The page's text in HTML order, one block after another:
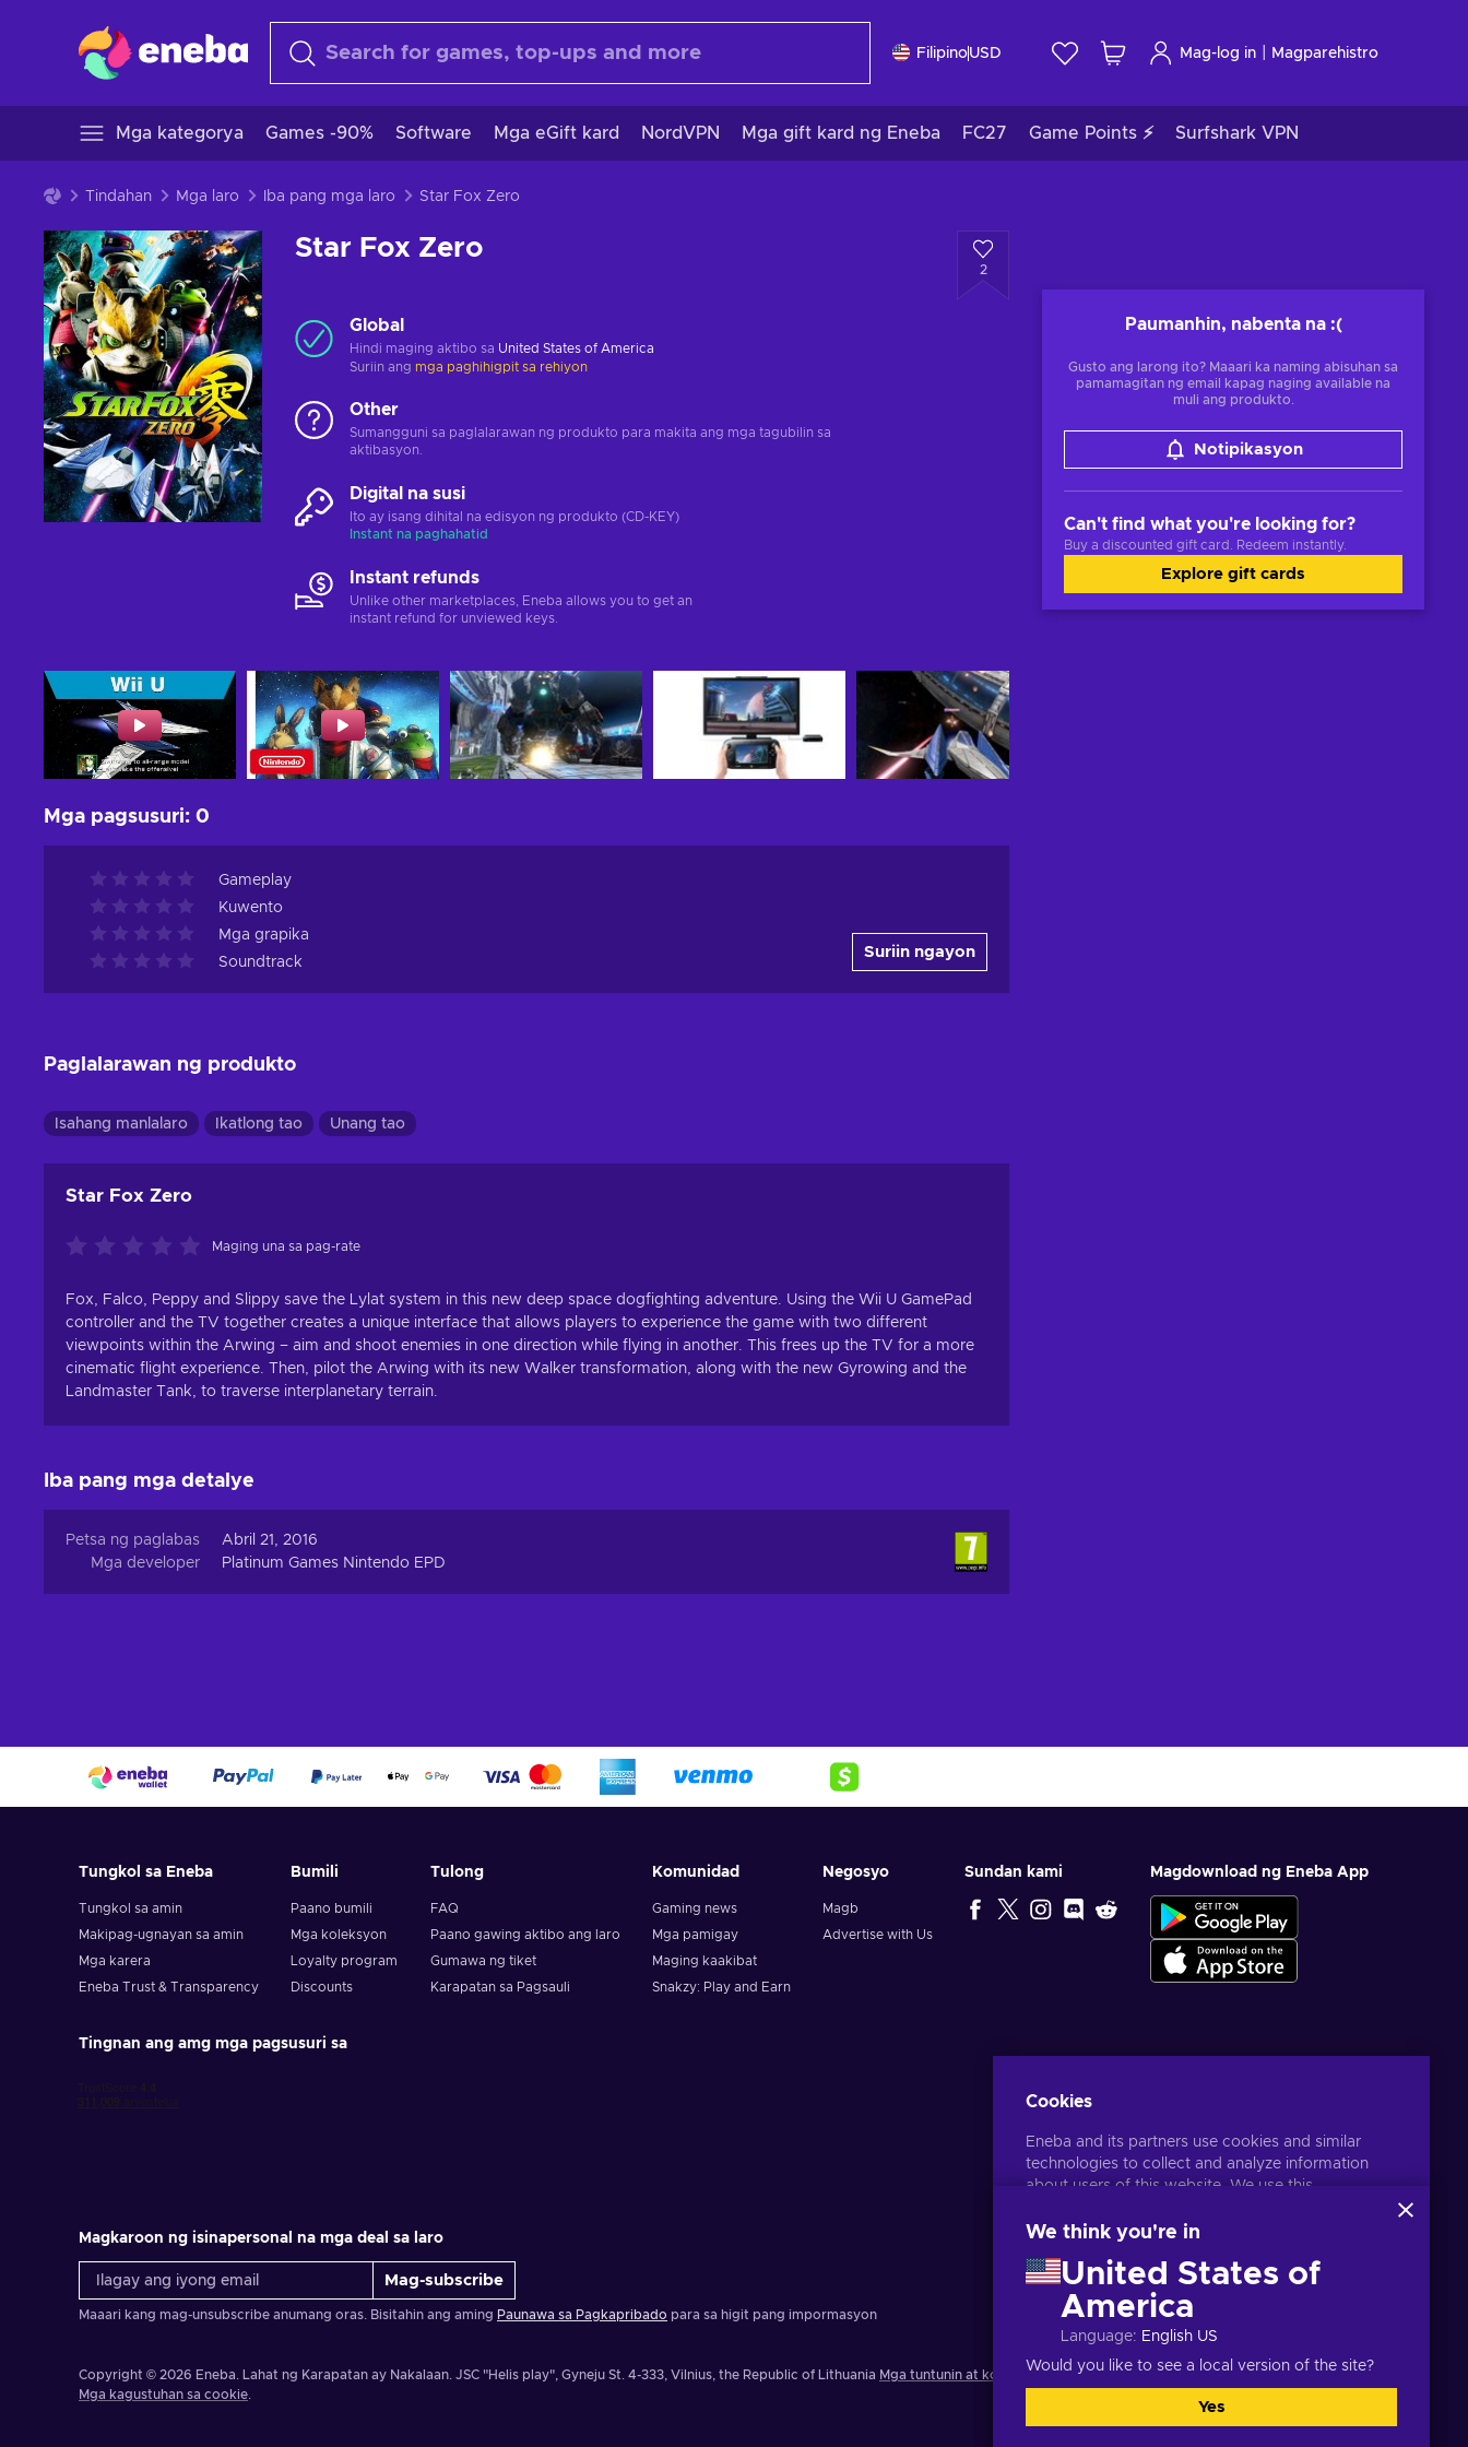
FilipinoUSD Mag-log in Magparehistro
Mga kategorya Games -90% Software Mga eGift kard NordVPN Mga gift kard ng Eneba FC27 Game Points ⚡ Surfshark VPN
Tindahan Mga laro Iba pang mga laro Star Fox Zero
Star Fox Zero
2
Paumanhin, nabenta na :(
Gusto ang larong ito? Maaari ka naming abisuhan sa
pamamagitan ng email kapag naging available na
muli ang produkto.
Notipikasyon
Can't find what you're looking for?
Buy a discounted gift card. Redeem instantly.
Explore gift cards
Global
Hindi maging aktibo sa United States of America
Suriin ang mga paghihigpit sa rehiyon
Other
Sumangguni sa paglalarawan ng produkto para makita ang mga tagubilin sa
aktibasyon.
Digital na susi
Ito ay isang dihital na edisyon ng produkto (CD-KEY)
Instant na paghahatid
Instant refunds
Unlike other marketplaces, Eneba allows you to get an
instant refund for unviewed keys.
Mga pagsusuri: 0
Gameplay
Kuwento
Mga grapika
Soundtrack
Suriin ngayon
Paglalarawan ng produkto
Isahang manlalaro Ikatlong tao Unang tao
Star Fox Zero
Maging una sa pag-rate
Fox, Falco, Peppy and Slippy save the Lylat system in this new deep space dogfighting adventure. Using the Wii U GamePad
controller and the TV together creates a unique interface that allows players to experience the game with two different
viewpoints within the Arwing – aim and shoot enemies in one direction while flying in another. This frees up the TV for a more
cinematic flight experience. Then, pilot the Arwing with its new Walker transformation, along with the new Gyrowing and the
Landmaster Tank, to traverse interplanetary terrain.
Iba pang mga detalye
Petsa ng paglabas
Abril 21, 2016
Mga developer
Platinum Games Nintendo EPD
Tungkol sa Eneba
Tungkol sa amin
Makipag-ugnayan sa amin
Mga karera
Eneba Trust & Transparency
Bumili
Paano bumili
Mga koleksyon
Loyalty program
Discounts
Tulong
FAQ
Paano gawing aktibo ang laro
Gumawa ng tiket
Karapatan sa Pagsauli
Komunidad
Gaming news
Mga pamigay
Maging kaakibat
Snakzy: Play and Earn
Negosyo
Magb
Advertise with Us
Sundan kami Magdownload ng Eneba App
Tingnan ang amg mga pagsusuri sa
Magkaroon ng isinapersonal na mga deal sa laro
Mag-subscribe
Maaari kang mag-unsubscribe anumang oras. Bisitahin ang aming Paunawa sa Pagkapribado para sa higit pang impormasyon
Filipino
Copyright © 2026 Eneba. Lahat ng Karapatan ay Nakalaan. JSC "Helis play", Gyneju St. 4-333, Vilnius, the Republic of Lithuania Mga tuntunin at kondisyon ,Paunawa sa Pagkapribado,
Mga kagustuhan sa cookie
Cookies
Eneba and its partners use cookies and similar
technologies to collect and analyze information
about users of this website. We use this
other services on the site. Your personal data may
By clicking 'Accept all', you consent to the use of
these technologies by Eneba and its partners. You
can adjust your consent by clicking 'Customize'.
For more information on how Google uses your
data, seeGoogle Business Safety & Privacy
We think you're in
United States of
America
Language: English US
Would you like to see a local version of the site?
Yes